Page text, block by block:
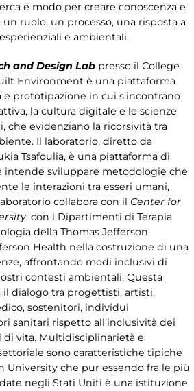
e modo per creare conoscenza e
un ruolo, un processo, una risposta a
e ambientali.
and Design Lab presso il College
Environment è una piattaforma
prototipazione in cui s’incontrano
la cultura digitale e le scienze
che evidenziano la ricorsività tra
Il laboratorio, diretto da
Tsafoulia, è una piattaforma di
intende sviluppare metodologie che
le interazioni tra esseri umani,
collabora con il Center for
, con i Dipartimenti di Terapia
della Thomas Jefferson
Health nella costruzione di una
affrontando modi inclusivi di
contesti ambientali. Questa
il dialogo tra progettisti, artisti,
sostenitori, individui
sanitari rispetto all’inclusività dei
vita. Multidisciplinarietà e
sono caratteristiche tipiche
University che pur essendo fra le più
negli Stati Uniti è una istituzione